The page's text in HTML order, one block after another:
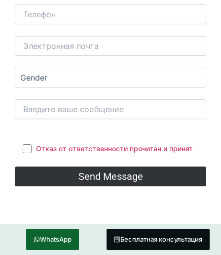
Отказ от ответственности прочитан и принят
WhatsApp Бесплатная консультация